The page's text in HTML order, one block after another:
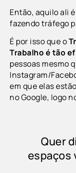
Então, aquilo ali
fazendo tráfego
É por isso que o
Trabalhoé tão
pessoas mesmo
Instagram/
em que elas
no Google, logo
Quer
espaços